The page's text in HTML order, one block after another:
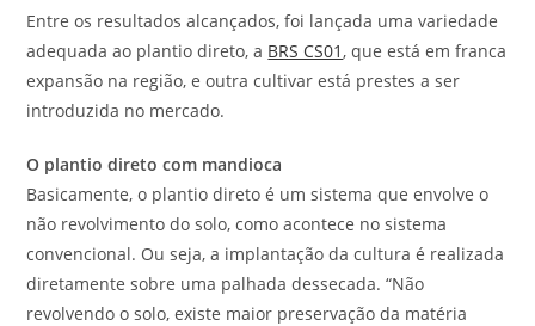
Entre os resultados alcançados, foi lançada uma variedade
adequada ao plantio direto, a BRS CS01, que está em franca
expansão na região, e outra cultivar está prestes a ser
introduzida no mercado.
O plantio direto com mandioca
Basicamente, o plantio direto é um sistema que envolve o
não revolvimento do solo, como acontece no sistema
convencional. Ou seja, a implantação da cultura é realizada
diretamente sobre uma palhada dessecada. “Não
revolvendo o solo, existe maior preservação da matéria